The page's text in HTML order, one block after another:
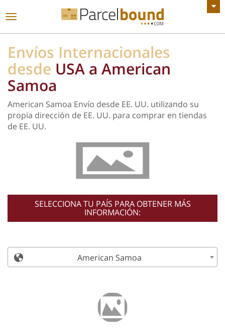
VER TODOS LOS ANUNCIOS
Navegación
Envíos Internacionales
desde USA a American
Samoa
American Samoa Envío desde EE. UU. utilizando su
propia dirección de EE. UU. para comprar en tiendas
de EE. UU.
SELECCIONA TU PAÍS PARA OBTENER MÁS
INFORMACIÓN:
American Samoa